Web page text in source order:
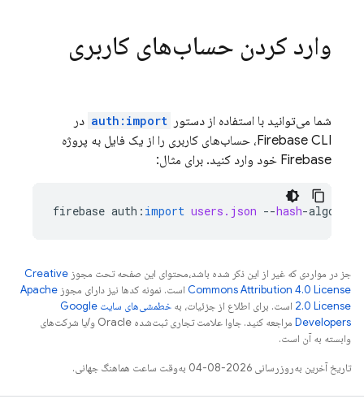
وارد کردن حساب‌های کاربری
شما می‌توانید با استفاده از دستور auth:import در
Firebase CLI، حساب‌های کاربری را از یک فایل به پروژه
Firebase خود وارد کنید. برای مثال:
firebase auth : import users.json --hash-algo
جز در مواردی که غیر از این ذکر شده باشد،‌محتوای این صفحه تحت مجوز Creative
Commons Attribution 4.0 License است. نمونه کدها نیز دارای مجوز Apache
2.0 License است. برای اطلاع از جزئیات، به
خطمشی‌های سایت Google
Developers‏
مراجعه کنید. جاوا علامت تجاری ثبت‌شده Oracle و/یا شرکت‌های
وابسته به آن است.
تاریخ آخرین به‌روزرسانی 2026-08-04 به‌وقت ساعت هماهنگ جهانی.